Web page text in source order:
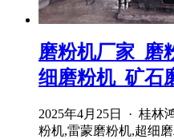
磨粉机厂家_磨
细磨粉机_矿石
2025年4月25日 · 桂林
粉机,雷蒙磨粉机,超细